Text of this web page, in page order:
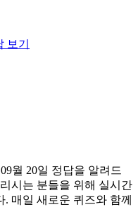
보기
월 20일 정답을 알려드
시는 분들을 위해 실시간
매일 새로운 퀴즈와 함께